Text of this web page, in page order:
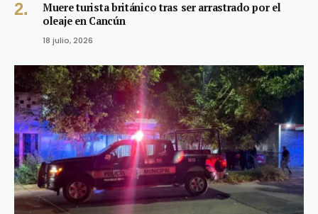
Muere turista británico tras ser arrastrado por el
oleaje en Cancún
18 julio, 2026